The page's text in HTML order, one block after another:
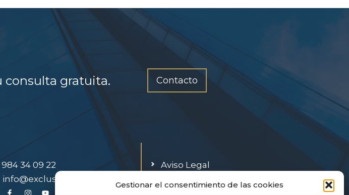
Gestionar el consentimiento de las cookies
consulta gratuita. Contacto
984 34 09 22
info@exclusiveinmo.com
Aviso Legal